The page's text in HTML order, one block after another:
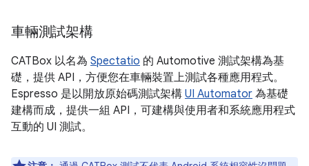
車輛測試架構
CATBox 以名為 Spectatio 的 Automotive 測試架構為基
礎，提供 API，方便您在車輛裝置上測試各種應用程式。
Espresso 是以開放原始碼測試架構 UI Automator 為基礎
建構而成，提供一組 API，可建構與使用者和系統應用程式
互動的 UI 測試。